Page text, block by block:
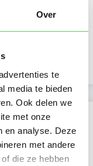
Over
te
media te bieden
Ook delen we
met onze
en analyse. Deze
met andere
die ze hebben
29-12-2025